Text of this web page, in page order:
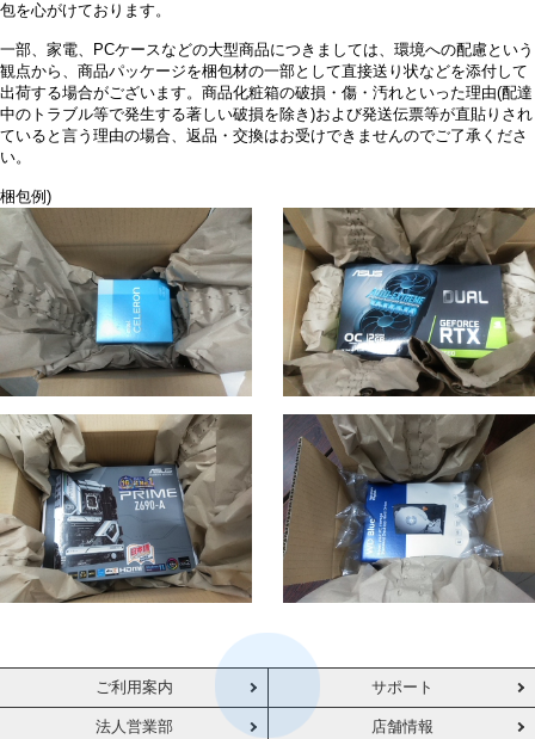
包を心がけております。
一部、家電、PCケースなどの大型商品につきましては、環境への配慮という
観点から、商品パッケージを梱包材の一部として直接送り状などを添付して
出荷する場合がございます。商品化粧箱の破損・傷・汚れといった理由(配達
中のトラブル等で発生する著しい破損を除き)および発送伝票等が直貼りされ
ていると言う理由の場合、返品・交換はお受けできませんのでご了承くださ
い。
梱包例)
ご利用案内 サポート
法人営業部 店舗情報